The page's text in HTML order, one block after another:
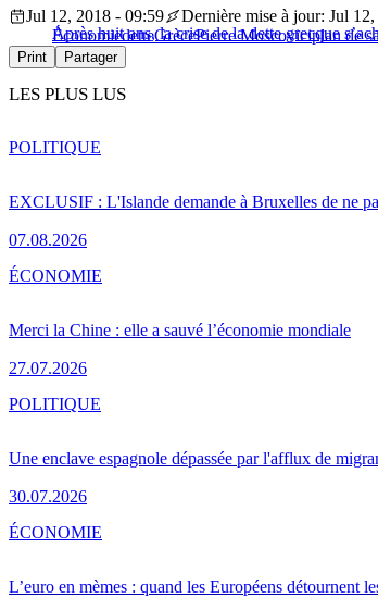
Après huit ans, la crise de la dette grecque
Jul 12, 2018 - 09:59
Dernière mise à jour: Jul
ÉconomiedetteGrècePierre Moscoviciplan de
Print Partager
LES PLUS LUS
EXCLUSIF : L'Islande demande à Bruxelles de ne
07.08.2026
POLITIQUE
Merci la Chine : elle a sauvé l’économie mondiale
27.07.2026
ÉCONOMIE
Une enclave espagnole dépassée par l'afflux de
30.07.2026
POLITIQUE
L’euro en mèmes : quand les Européens détournent
ÉCONOMIE